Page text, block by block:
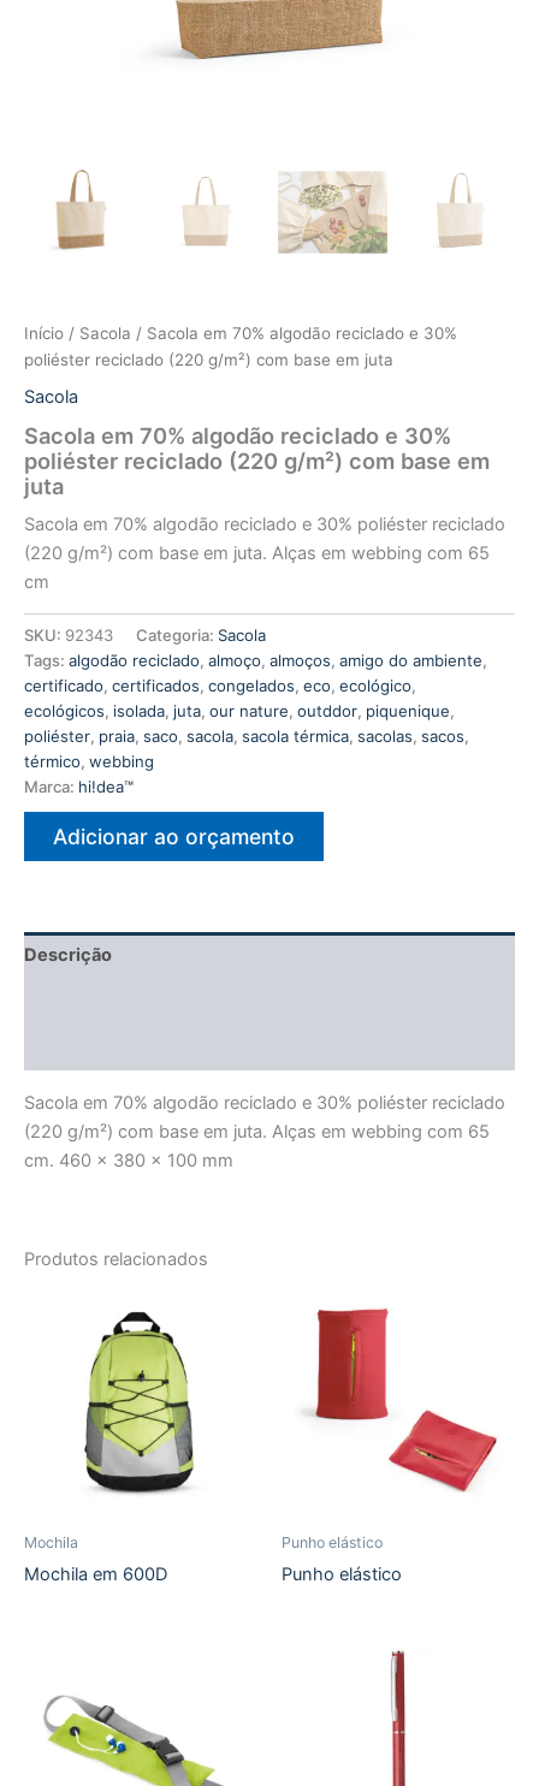
Início / Sacola / Sacola em 70% algodão reciclado e 30%
poliéster reciclado (220 g/m²) com base em juta
Sacola
Sacola em 70% algodão reciclado e 30%
poliéster reciclado (220 g/m²) com base em
juta
Sacola em 70% algodão reciclado e 30% poliéster reciclado
(220 g/m²) com base em juta. Alças em webbing com 65
cm
SKU: 92343 Categoria: Sacola
Tags: algodão reciclado, almoço, almoços, amigo do ambiente,
certificado, certificados, congelados, eco, ecológico,
ecológicos, isolada, juta, our nature, outddor, piquenique,
poliéster, praia, saco, sacola, sacola térmica, sacolas, sacos,
térmico, webbing
Marca: hi!dea™
Adicionar ao orçamento
Descrição
Sacola em 70% algodão reciclado e 30% poliéster reciclado
(220 g/m²) com base em juta. Alças em webbing com 65
cm. 460 x 380 x 100 mm
Produtos relacionados
Mochila
Mochila em 600D
Punho elástico
Punho elástico